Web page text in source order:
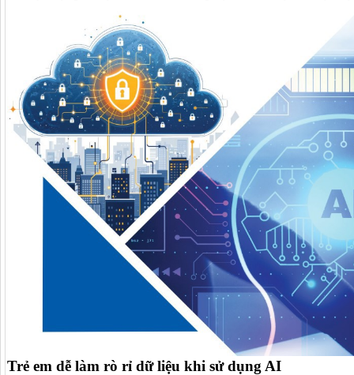
Trẻ em dễ làm rò rỉ dữ liệu khi sử dụng AI